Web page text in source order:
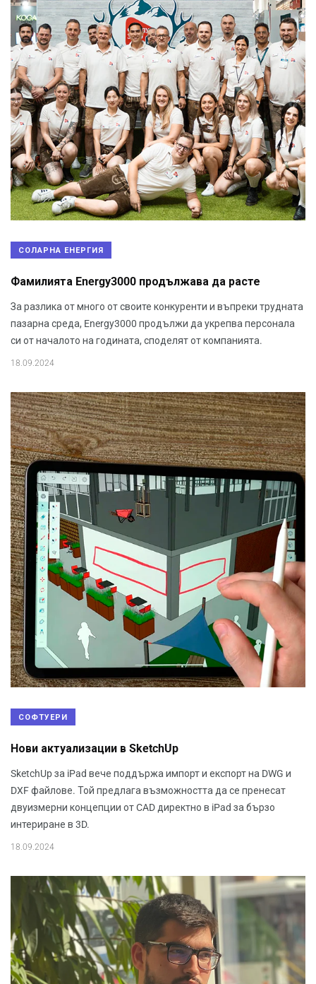
СОЛАРНА ЕНЕРГИЯ
Фамилията Energy3000 продължава да расте
За разлика от много от своите конкуренти и въпреки трудната
пазарна среда, Energy3000 продължи да укрепва персонала
си от началото на годината, споделят от компанията.
18.09.2024
СОФТУЕРИ
Нови актуализации в SketchUp
SketchUp за iPad вече поддържа импорт и експорт на DWG и
DXF файлове. Той предлага възможността да се пренесат
двуизмерни концепции от CAD директно в iPad за бързо
интериране в 3D.
18.09.2024